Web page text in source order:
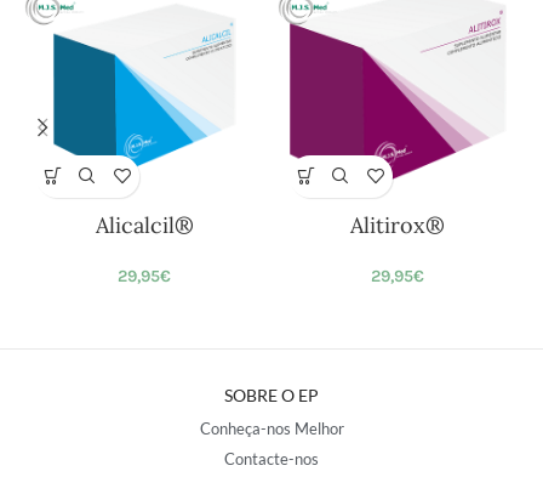
Alicalcil®
29,95€
Alitirox®
29,95€
SOBRE O EP
Conheça-nos Melhor
Contacte-nos